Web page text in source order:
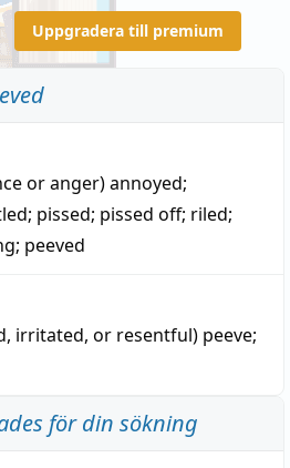
Uppgradera till premium
or anger)annoyed;
; pissed; pissed off; riled;
; peeved
irritated, or resentful) peeve;
för din sökning